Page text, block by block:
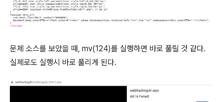
문제 소스를 보았을 때, mv(124)를 실행하면 바로 풀릴 것 같다.
실제로도 실행시 바로 풀리게 된다.